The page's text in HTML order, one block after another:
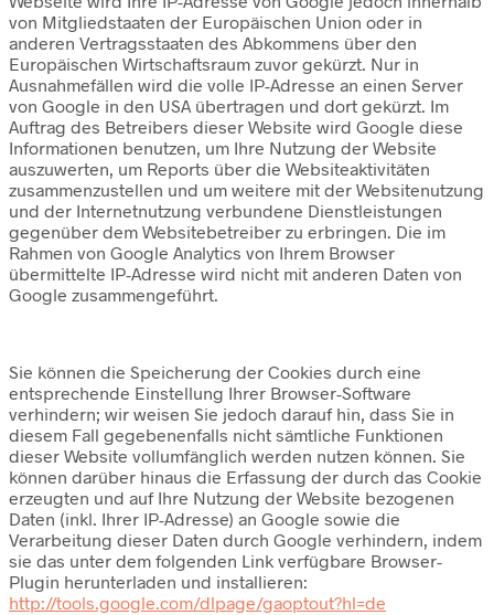
von Mitgliedstaaten der Europäischen Union oder in
anderen Vertragsstaaten des Abkommens über den
Europäischen Wirtschaftsraum zuvor gekürzt. Nur in
Ausnahmefällen wird die volle IP-Adresse an einen Server
von Google in den USA übertragen und dort gekürzt. Im
Auftrag des Betreibers dieser Website wird Google diese
Informationen benutzen, um Ihre Nutzung der Website
auszuwerten, um Reports über die Websiteaktivitäten
zusammenzustellen und um weitere mit der Websitenutzung
und der Internetnutzung verbundene Dienstleistungen
gegenüber dem Websitebetreiber zu erbringen. Die im
Rahmen von Google Analytics von Ihrem Browser
übermittelte IP-Adresse wird nicht mit anderen Daten von
Google zusammengeführt.
Sie können die Speicherung der Cookies durch eine
entsprechende Einstellung Ihrer Browser-Software
verhindern; wir weisen Sie jedoch darauf hin, dass Sie in
diesem Fall gegebenenfalls nicht sämtliche Funktionen
dieser Website vollumfänglich werden nutzen können. Sie
können darüber hinaus die Erfassung der durch das Cookie
erzeugten und auf Ihre Nutzung der Website bezogenen
Daten (inkl. Ihrer IP-Adresse) an Google sowie die
Verarbeitung dieser Daten durch Google verhindern, indem
sie das unter dem folgenden Link verfügbare Browser-
Plugin herunterladen und installieren:
http://tools.google.com/dlpage/gaoptout?hl=de